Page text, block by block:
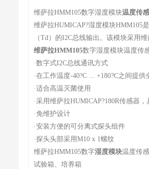
维萨拉HMM105数字湿度模块温度传
维萨拉HUMICAP?湿度模块HMM105
（Td）的I2C总线输出。该模块采用
维萨拉HMM105数字湿度模块温度传
·数字式I2C总线通讯方式
·在工作温度-40?C ... +180?C之间提
·适合高温灭菌使用
· 采用维萨拉HUMICAP?180R传感器
· 免维护设计
·安装方便的可分离式探头组件
·探头头部采用M10 x 1螺纹
维萨拉HMM105数字湿度模块温度传
试验箱、培养箱